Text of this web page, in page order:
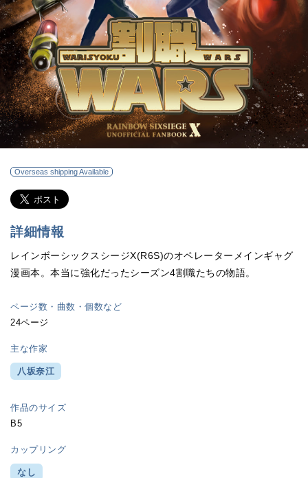
Overseas shipping Available
詳細情報
レインボーシックスシージX(R6S)のオペレーターメインギャグ
漫画本。本当に強化だったシーズン4割職たちの物語。
ページ数・曲数・個数など
24ページ
主な作家
八坂奈江
作品のサイズ
B5
カップリング
なし